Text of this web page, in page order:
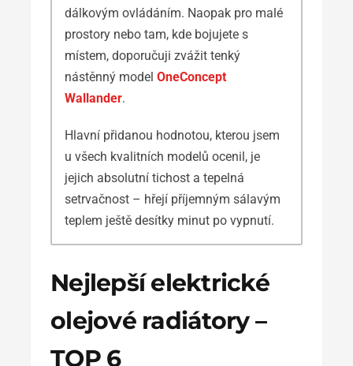
dálkovým ovládáním. Naopak pro malé
prostory nebo tam, kde bojujete s
místem, doporučuji zvážit tenký
nástěnný model OneConcept
Wallander.
Hlavní přidanou hodnotou, kterou jsem
u všech kvalitních modelů ocenil, je
jejich absolutní tichost a tepelná
setrvačnost – hřejí příjemným sálavým
teplem ještě desítky minut po vypnutí.
Nejlepší elektrické
olejové radiátory –
TOP 6